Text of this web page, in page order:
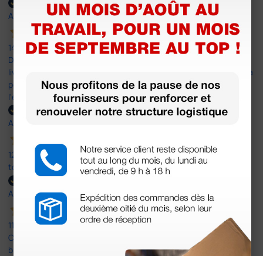
Acheteur vérifié
14 Mar 2025
Du fait de la défaillance de FedEx lors de la première tentative de
livraison, j'ai contacté le service client qui a été très réactif et m'a
permis de récupérer à temps mon matériel pour une mission à
l'étranger. Encore merçi.
Acheteur vérifié
12 Mar 2025
tout a été parfait
Acheteur vérifié
11 Mar 2025
C'était un premier achat, simple (juste 3 feutres) et tout s'est
bien passé sauf la livraison (mais ce n'est pas la faute de